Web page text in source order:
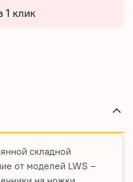
1 клик
складной
от моделей LWS –